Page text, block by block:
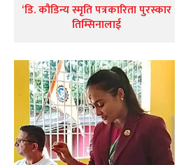
‘डि. कौडिन्य स्मृति पत्रकारिता पुरस्कार
तिम्सिनालाई